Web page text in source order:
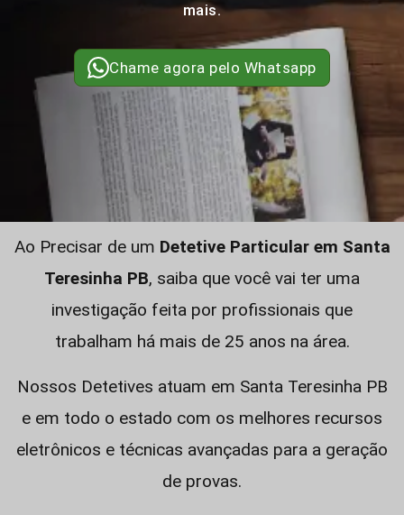
mais.
Chame agora pelo Whatsapp
Ao Precisar de um Detetive Particular em Santa
Teresinha PB, saiba que você vai ter uma
investigação feita por profissionais que
trabalham há mais de 25 anos na área.
Nossos Detetives atuam em Santa Teresinha PB
e em todo o estado com os melhores recursos
eletrônicos e técnicas avançadas para a geração
de provas.